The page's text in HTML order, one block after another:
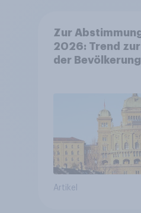
Zur
2026: Trend
der
Artikel